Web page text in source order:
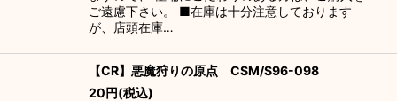
ご遠慮下さい。 ■在庫は十分注意しております
が、店頭在庫…
【CR】悪魔狩りの原点 CSM/S96-098
20円(税込)